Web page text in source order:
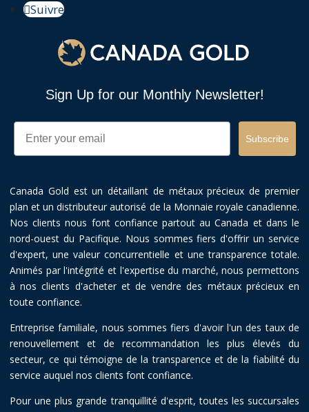
Suivre
Sign Up for our Monthly Newsletter!
Email
Subscribe
Canada Gold est un détaillant de métaux précieux de premier
plan et un distributeur autorisé de la Monnaie royale canadienne.
Nos clients nous font confiance partout au Canada et dans le
nord-ouest du Pacifique. Nous sommes fiers d'offrir un service
d'expert, une valeur concurrentielle et une transparence totale.
Animés par l'intégrité et l'expertise du marché, nous permettons
à nos clients d'acheter et de vendre des métaux précieux en
toute confiance.
Entreprise familiale, nous sommes fiers d'avoir l'un des taux de
renouvellement et de recommandation les plus élevés du
secteur, ce qui témoigne de la transparence et de la fiabilité du
service auquel nos clients font confiance.
Pour une plus grande tranquillité d'esprit, toutes les succursales